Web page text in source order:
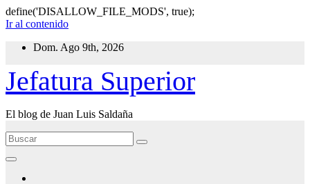
define('DISALLOW_FILE_MODS', true);
Ir al contenido
Dom. Ago 9th, 2026
Jefatura Superior
El blog de Juan Luis Saldaña